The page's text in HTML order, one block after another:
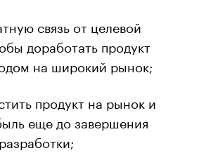
связь от целевой
доработать продукт
на широкий рынок;
продукт на рынок и
еще до завершения